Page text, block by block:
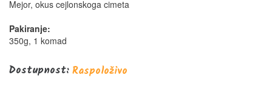
Mejor, okus cejlonskoga cimeta
Pakiranje:
350g, 1 komad
Dostupnost:Raspoloživo